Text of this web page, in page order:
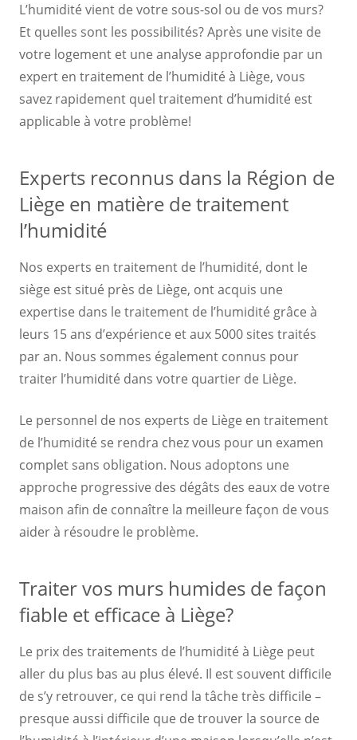
L’humidité vient de votre sous-sol ou de vos murs?
Et quelles sont les possibilités? Après une visite de
votre logement et une analyse approfondie par un
expert en traitement de l’humidité à Liège, vous
savez rapidement quel traitement d’humidité est
applicable à votre problème!
Experts reconnus dans la Région de
Liège en matière de traitement
l’humidité
Nos experts en traitement de l’humidité, dont le
siège est situé près de Liège, ont acquis une
expertise dans le traitement de l’humidité grâce à
leurs 15 ans d’expérience et aux 5000 sites traités
par an. Nous sommes également connus pour
traiter l’humidité dans votre quartier de Liège.
Le personnel de nos experts de Liège en traitement
de l’humidité se rendra chez vous pour un examen
complet sans obligation. Nous adoptons une
approche progressive des dégâts des eaux de votre
maison afin de connaître la meilleure façon de vous
aider à résoudre le problème.
Traiter vos murs humides de façon
fiable et efficace à Liège?
Le prix des traitements de l’humidité à Liège peut
aller du plus bas au plus élevé. Il est souvent difficile
de s’y retrouver, ce qui rend la tâche très difficile –
presque aussi difficile que de trouver la source de